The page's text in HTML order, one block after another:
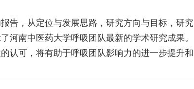
告，从定位与发展思路，研究方向与目标，研究
河南中医药大学呼吸团队最新的学术研究成果。
认可，将有助于呼吸团队影响力的进一步提升和